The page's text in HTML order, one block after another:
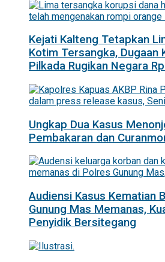
Kejati Kalteng Tetapkan
Kotim Tersangka, Dugaan
Pilkada Rugikan Negara
Ungkap Dua Kasus
Pembakaran dan
Audiensi Kasus Kematian
Gunung Mas Memanas,
Penyidik Bersitegang